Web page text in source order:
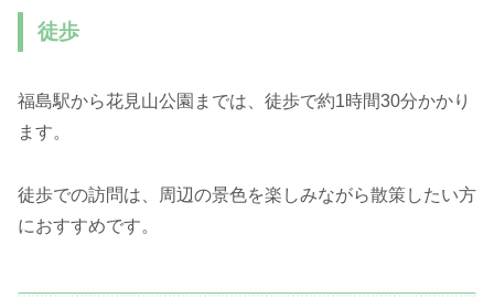
徒歩
福島駅から花見山公園までは、徒歩で約1時間30分かかり
ます。
徒歩での訪問は、周辺の景色を楽しみながら散策したい方
におすすめです。